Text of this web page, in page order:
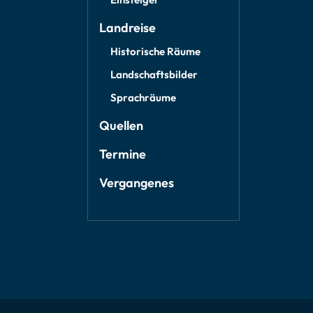
Landreise
Historische Räume
Landschaftsbilder
Sprachräume
Quellen
Termine
Vergangenes